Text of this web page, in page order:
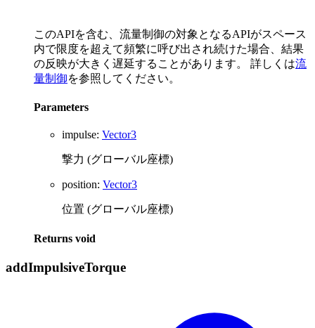
このAPIを含む、流量制御の対象となるAPIがスペース
内で限度を超えて頻繁に呼び出され続けた場合、結果
の反映が大きく遅延することがあります。 詳しくは流
量制御を参照してください。
Parameters
impulse: Vector3
撃力 (グローバル座標)
position: Vector3
位置 (グローバル座標)
Returns void
addImpulsiveTorque